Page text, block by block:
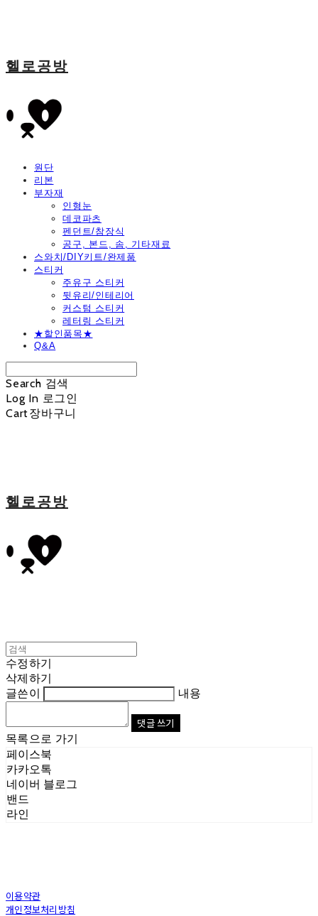
헬로공방
원단
리본
부자재
인형눈
데코파츠
펜던트/참장식
공구, 본드, 솜, 기타재료
스와치/DIY키트/완제품
스티커
주유구 스티커
뒷유리/인테리어
커스텀 스티커
레터링 스티커
★할인품목★
Q&A
Search 검색
Log In 로그인
Cart장바구니
헬로공방
수정하기
삭제하기
글쓴이
내용
댓글 쓰기
목록으로 가기
페이스북
카카오톡
네이버 블로그
밴드
라인
이용약관
개인정보처리방침